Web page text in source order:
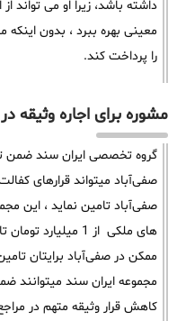
داشته باشد، زیرا او می تواند
معینی بهره ببرد ، بدون اینکه
را پرداخت کند.
مشوره برای اجاره وثیقه
گروه تخصصی ایران سند ضمن
صفی‌آباد میتواند قرارهای
صفی‌آباد تامین نماید ، این
ممکن در صفی‌آباد برایتان
مجموعه ایران سند میتوانند
کاهش قرار وثیقه متهم در